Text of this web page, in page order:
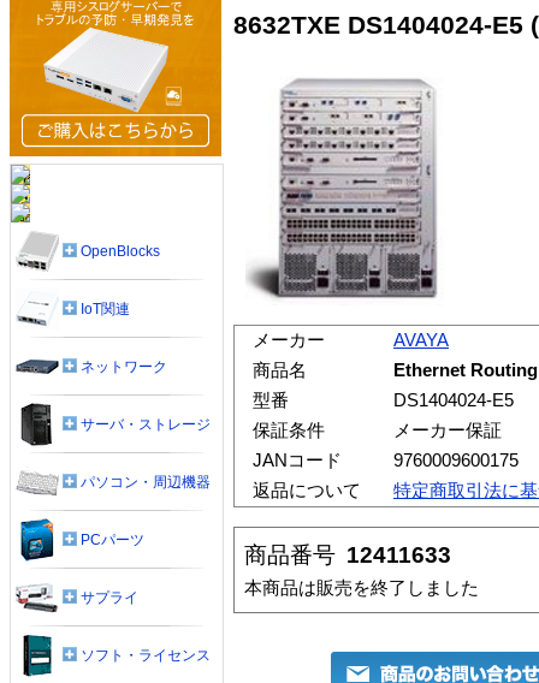
8632TXE DS1404024-E5
メーカー
AVAYA
商品名
Ethernet
型番
DS1404024-E5
保証条件
メーカー保証
JANコード
9760009600175
返品について
特定商取引法に
商品番号 12411633
本商品は販売を終了しました
OpenBlocks
IoT関連
ネットワーク
サーバ・ストレージ
パソコン・周辺機器
PCパーツ
サプライ
ソフト・ライセンス